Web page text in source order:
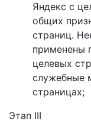
Яндекс с
общих
страниц.
применены
целевых
служебные
страницах;
Этап III